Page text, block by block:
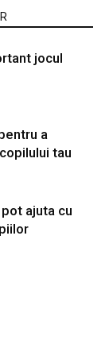
jocul
a
tau
ajuta cu